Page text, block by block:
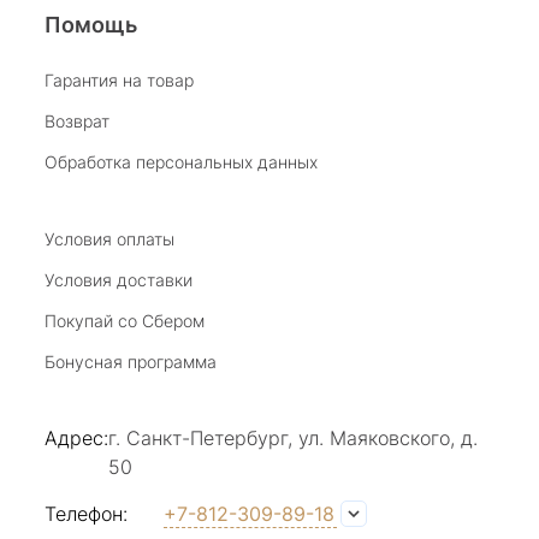
Виктория Бузина
Благодарю за возможность получить
консультацию, за человеческое общение. Это
Отзыв Яндекс.Карты
Светлана Е.
прекрасный выбор интересных необычных
украшений и отзывчивый и доброделвткотный
Показать полностью
Помощь
Гарантия на товар
Возврат
Обработка персональных данных
Условия оплаты
Условия доставки
Покупай со Сбером
Бонусная программа
Адрес:г. Санкт-Петербург, ул. Маяковского, д.
50
Телефон:
+7-812-309-89-18